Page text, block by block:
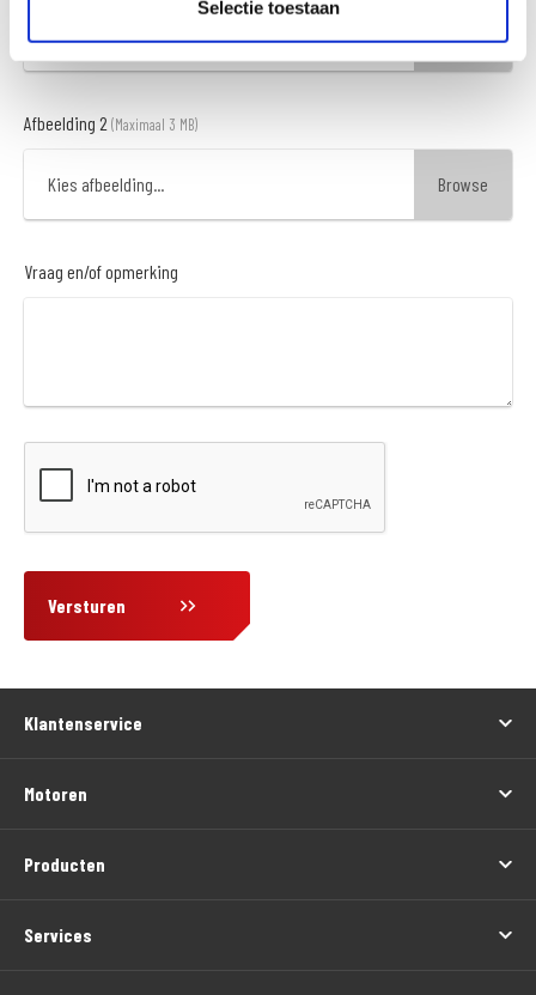
Selectie toestaan
Kies afbeelding...
Afbeelding 2 (Maximaal 3 MB)
Kies afbeelding...
Vraag en/of opmerking
Versturen
Klantenservice
Motoren
Producten
Services